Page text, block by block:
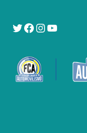
Twitter
Facebook
Instagram
YouTube